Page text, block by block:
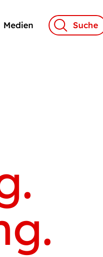
Medien Suche